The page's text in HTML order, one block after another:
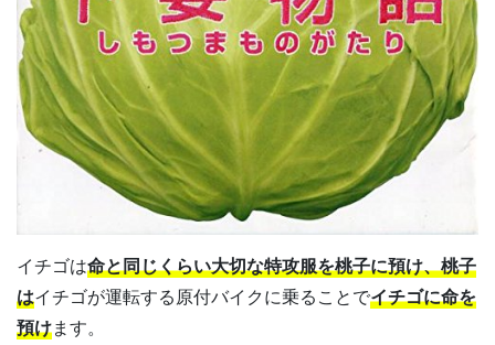
イチゴは命と同じくらい大切な特攻服を桃子に預け、桃子
はイチゴが運転する原付バイクに乗ることでイチゴに命を
預けます。